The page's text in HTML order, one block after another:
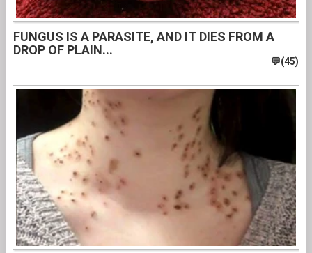
FUNGUS IS A PARASITE, AND IT DIES FROM A
DROP OF PLAIN...